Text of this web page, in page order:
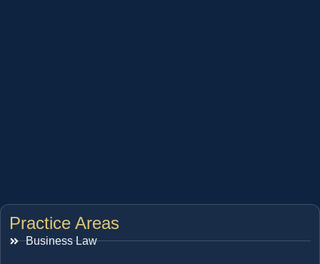
Practice Areas
Business Law